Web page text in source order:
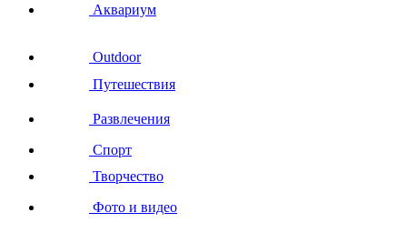
Аквариум
Outdoor
Путешествия
Развлечения
Спорт
Творчество
Фото и видео